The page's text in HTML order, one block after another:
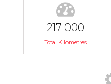
217 000
Total Kilometres